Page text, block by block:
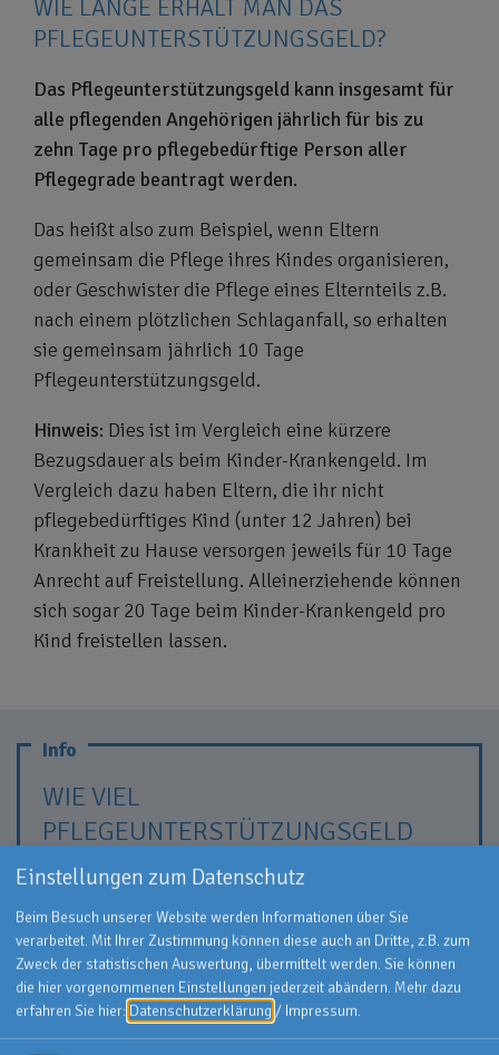
WIE LANGE ERHÄLT MAN DAS
PFLEGEUNTERSTÜTZUNGSGELD?
Das Pflegeunterstützungsgeld kann insgesamt für
alle pflegenden Angehörigen jährlich für bis zu
zehn Tage pro pflegebedürftige Person aller
Pflegegrade beantragt werden.
Das heißt also zum Beispiel, wenn Eltern
gemeinsam die Pflege ihres Kindes organisieren,
oder Geschwister die Pflege eines Elternteils z.B.
nach einem plötzlichen Schlaganfall, so erhalten
sie gemeinsam jährlich 10 Tage
Pflegeunterstützungsgeld.
Hinweis: Dies ist im Vergleich eine kürzere
Bezugsdauer als beim Kinder-Krankengeld. Im
Vergleich dazu haben Eltern, die ihr nicht
pflegebedürftiges Kind (unter 12 Jahren) bei
Krankheit zu Hause versorgen jeweils für 10 Tage
Anrecht auf Freistellung. Alleinerziehende können
sich sogar 20 Tage beim Kinder-Krankengeld pro
Kind freistellen lassen.
WIE VIEL
PFLEGEUNTERSTÜTZUNGSGELD
ERHÄLT MAN?
Für die Höhe des Pflegeunterstützungsgeldes
gelten die Regeln analog der Kinder-
Krankengeld Berechnung. Man erhält die
folgenden Leistungen:
Einstellungen zum Datenschutz
Beim Besuch unserer Website werden Informationen über Sie
verarbeitet. Mit Ihrer Zustimmung können diese auch an Dritte, z.B. zum
Zweck der statistischen Auswertung, übermittelt werden. Sie können
die hier vorgenommenen Einstellungen jederzeit abändern. Mehr dazu
erfahren Sie hier: Datenschutzerklärung / Impressum.